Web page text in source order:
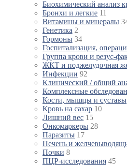
Биохимический анализ
Бронхи и легкие 11
Витамины и минералы
Генетика 2
Гормоны 34
Госпитализация,
Группа крови и резус-
ЖКТ и поджелудочная
Инфекции 92
Клинический / общий
Комплексные
Кости, мышцы и суставы
Кровь на сахар 10
Лишний вес 15
Онкомаркеры 28
Паразиты 17
Печень и
Почки 8
ПЦР-исследования 45